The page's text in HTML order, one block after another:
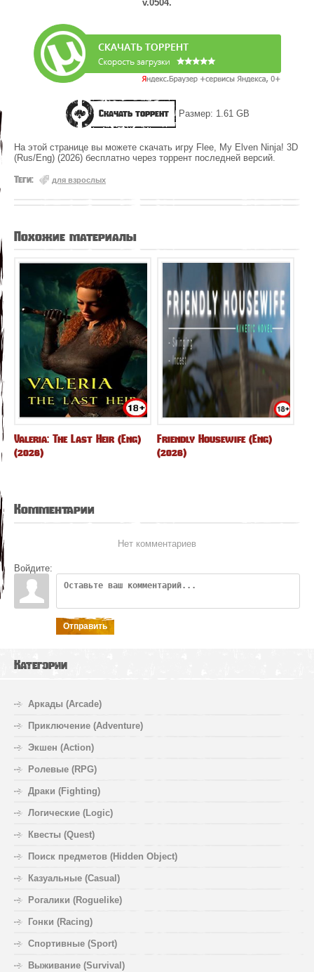
v.0504.
Скачать торрент Размер: 1.61 GB
На этой странице вы можете скачать игру Flee, My Elven Ninja! 3D
(Rus/Eng) (2026) бесплатно через торрент последней версий.
Теги: для взрослых
Похожие материалы
Valeria: The Last Heir (Eng)
(2026)
Friendly Housewife (Eng)
(2026)
Комментарии
Нет комментариев
Войдите:
Отправить
Категории
Аркады (Arcade)
Приключение (Adventure)
Экшен (Action)
Ролевые (RPG)
Драки (Fighting)
Логические (Logic)
Квесты (Quest)
Поиск предметов (Hidden Object)
Казуальные (Casual)
Рогалики (Roguelike)
Гонки (Racing)
Спортивные (Sport)
Выживание (Survival)